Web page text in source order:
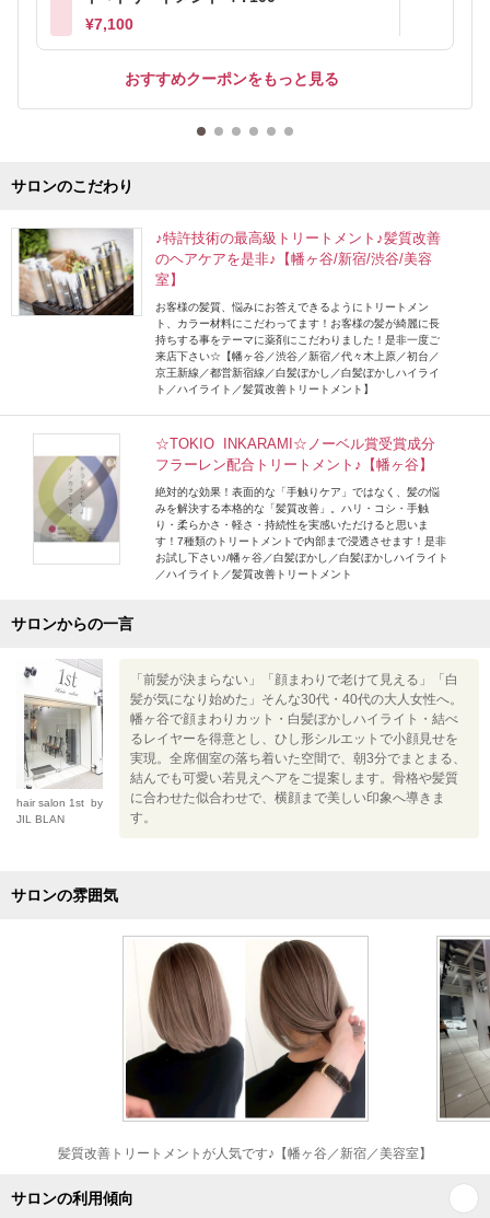
¥7,100
おすすめクーポンをもっと見る
サロンのこだわり
♪特許技術の最高級トリートメント♪髪質改善
のヘアケアを是非♪【幡ヶ谷/新宿/渋谷/美容
室】
お客様の髪質、悩みにお答えできるようにトリートメン
ト、カラー材料にこだわってます！お客様の髪が綺麗に長
持ちする事をテーマに薬剤にこだわりました！是非一度ご
来店下さい☆【幡ヶ谷／渋谷／新宿／代々木上原／初台／
京王新線／都営新宿線／白髪ぼかし／白髪ぼかしハイライ
ト／ハイライト／髪質改善トリートメント】
☆TOKIO INKARAMI☆ノーベル賞受賞成分
フラーレン配合トリートメント♪【幡ヶ谷】
絶対的な効果！表面的な「手触りケア」ではなく、髪の悩
みを解決する本格的な「髪質改善」。ハリ・コシ・手触
り・柔らかさ・軽さ・持続性を実感いただけると思いま
す！7種類のトリートメントで内部まで浸透させます！是非
お試し下さい♪/幡ヶ谷／白髪ぼかし／白髪ぼかしハイライト
／ハイライト／髪質改善トリートメント
サロンからの一言
hair salon 1st by
JIL BLAN
「前髪が決まらない」「顔まわりで老けて見える」「白
髪が気になり始めた」そんな30代・40代の大人女性へ。
幡ヶ谷で顔まわりカット・白髪ぼかしハイライト・結べ
るレイヤーを得意とし、ひし形シルエットで小顔見せを
実現。全席個室の落ち着いた空間で、朝3分でまとまる、
結んでも可愛い若見えヘアをご提案します。骨格や髪質
に合わせた似合わせで、横顔まで美しい印象へ導きま
す。
サロンの雰囲気
髪質改善トリートメントが人気です♪【幡ヶ谷／新宿／美容室】
サロンの利用傾向